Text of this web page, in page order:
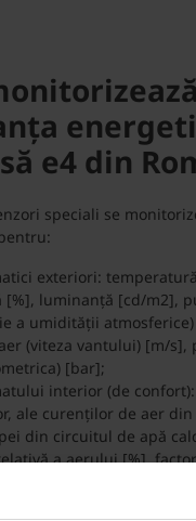
e4 din
speciali se
exteriori:
luminanță [cd/m2],
a umidității atmosferice)
(viteza vantului) [m/s],
[bar];
interior (de
ale curenților de aer
din circuitul de apă
a aerului [%],
[cd/m2], viteze